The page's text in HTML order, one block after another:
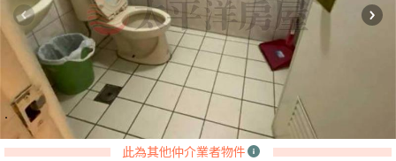
此為其他仲介業者物件